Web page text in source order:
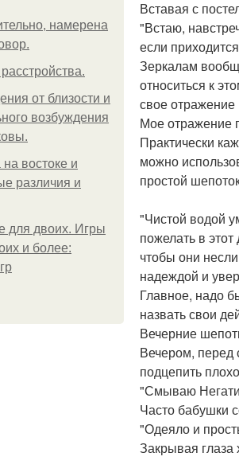
намерена
oт близости и
возбуждения
востоке и
различия и
для двоих. Игры
и более:
Вставая с
"Встаю,
если
Зеркалам
относиться к
свое отражение
Мое отражение
Практически
можно
простой
"Чистой водой
пожелать в
чтобы они
надеждой и
Главное, надо
назвать свои
Вечерние
Вечером, перед
подцепить
"Смываю
Часто бабушки
"Одеяло и
Закрывая